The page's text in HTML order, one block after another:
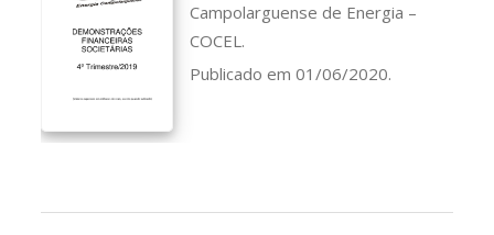
Campolarguense de Energia –
COCEL.
Publicado em 01/06/2020.